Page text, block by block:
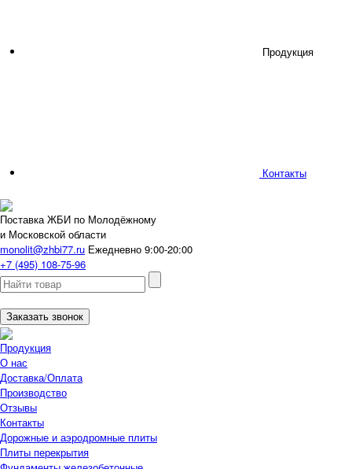
Продукция
Контакты
Поставка ЖБИ по Молодёжному
и Московской области
monolit@zhbi77.ru Ежедневно 9:00-20:00
+7 (495) 108-75-96
Заказать звонок
Продукция
О нас
Доставка/Оплата
Производство
Отзывы
Контакты
Дорожные и аэродромные плиты
Плиты перекрытия